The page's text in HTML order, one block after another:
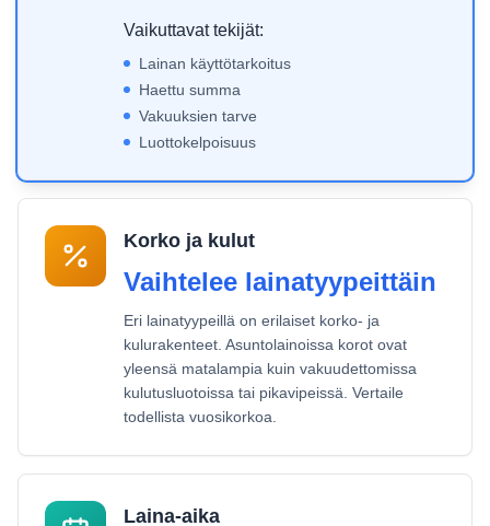
Vaikuttavat tekijät:
Lainan käyttötarkoitus
Haettu summa
Vakuuksien tarve
Luottokelpoisuus
Korko ja kulut
Vaihtelee lainatyypeittäin
Eri lainatyypeillä on erilaiset korko- ja
kulurakenteet. Asuntolainoissa korot ovat
yleensä matalampia kuin vakuudettomissa
kulutusluotoissa tai pikavipeissä. Vertaile
todellista vuosikorkoa.
Laina-aika